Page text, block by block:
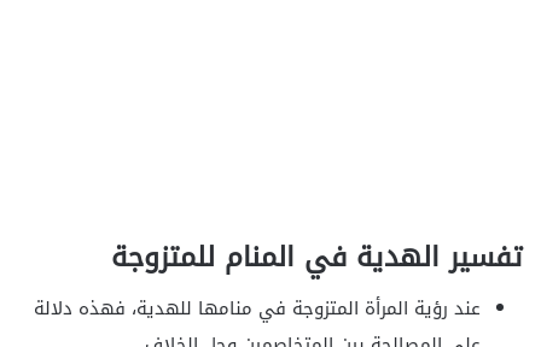
تفسير الهدية في المنام للمتزوجة
عند رؤية المرأة المتزوجة في منامها للهدية، فهذه دلالة